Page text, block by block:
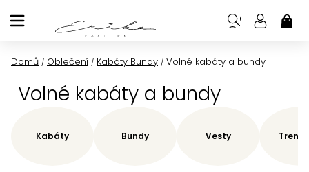
na
Domů / Oblečení / Kabáty Bundy / Volné kabáty a bundy
Volné kabáty a bundy
Kabáty Bundy Vesty